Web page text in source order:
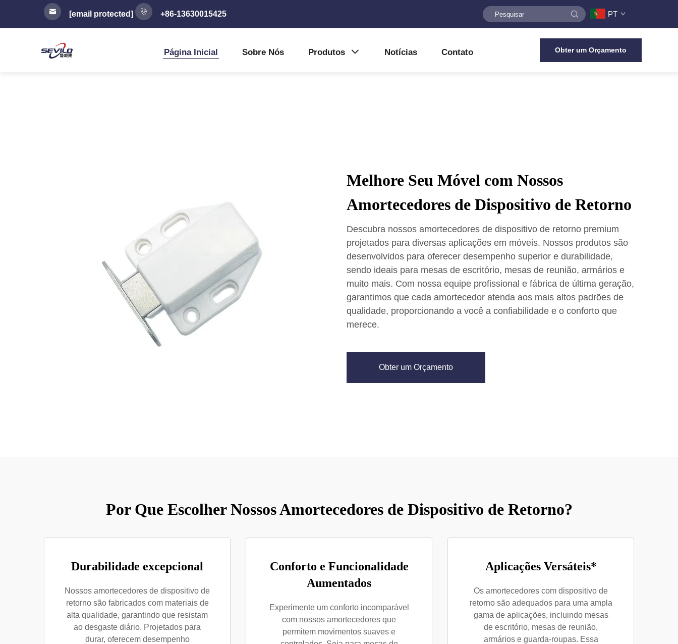
[email protected] +86-13630015425 PT
Página Inicial Sobre Nós Produtos Notícias Contato Obter um Orçamento
Melhore Seu Móvel com Nossos
Amortecedores de Dispositivo de Retorno
Descubra nossos amortecedores de dispositivo de retorno premium
projetados para diversas aplicações em móveis. Nossos produtos são
desenvolvidos para oferecer desempenho superior e durabilidade,
sendo ideais para mesas de escritório, mesas de reunião, armários e
muito mais. Com nossa equipe profissional e fábrica de última geração,
garantimos que cada amortecedor atenda aos mais altos padrões de
qualidade, proporcionando a você a confiabilidade e o conforto que
merece.
Obter um Orçamento
Por Que Escolher Nossos Amortecedores de Dispositivo de Retorno?
Durabilidade excepcional
Nossos amortecedores de dispositivo de
retorno são fabricados com materiais de
alta qualidade, garantindo que resistam
ao desgaste diário. Projetados para
durar, oferecem desempenho
Conforto e Funcionalidade
Aumentados
Experimente um conforto incomparável
com nossos amortecedores que
permitem movimentos suaves e
Aplicações Versáteis*
Os amortecedores com dispositivo de
retorno são adequados para uma ampla
gama de aplicações, incluindo mesas
de escritório, mesas de reunião,
armários e guarda-roupas. Essa